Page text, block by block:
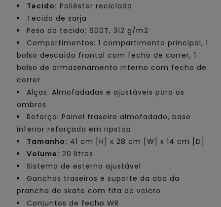
Tecido: Poliéster reciclado
Tecido de sarja
Peso do tecido: 600T, 312 g/m2
Compartimentos: 1 compartimento principal, 1
bolso descaído frontal com fecho de correr, 1
bolso de armazenamento interno com fecho de
correr
Alças: Almofadadas e ajustáveis para os
ombros
Reforço: Painel traseiro almofadado, base
inferior reforçada em ripstop
Tamanho: 41 cm [H] x 28 cm [W] x 14 cm [D]
Volume: 20 litros
Sistema de esterno ajustável
Ganchos traseiros e suporte da aba da
prancha de skate com fita de velcro
Conjuntos de fecho WR